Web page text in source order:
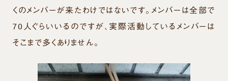
くのメンバーが来たわけではないです。メンバーは全部で
70人ぐらいいるのですが、実際活動しているメンバーは
そこまで多くありません。